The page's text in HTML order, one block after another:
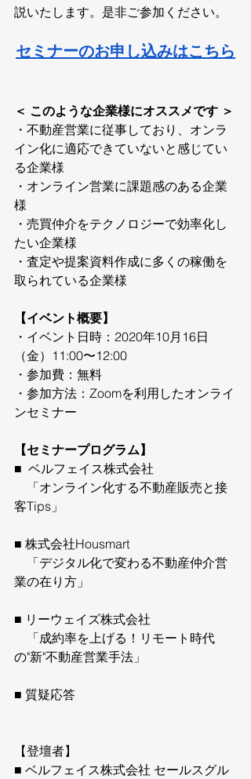
説いたします。是非ご参加ください。
セミナーのお申し込みはこちら
＜ このような企業様にオススメです ＞
・不動産営業に従事しており、オンラ
イン化に適応できていないと感じてい
る企業様
・オンライン営業に課題感のある企業
様
・売買仲介をテクノロジーで効率化し
たい企業様
・査定や提案資料作成に多くの稼働を
取られている企業様
【イベント概要】
・イベント日時：2020年10月16日
（金）11:00〜12:00
・参加費：無料
・参加方法：Zoomを利用したオンライ
ンセミナー
【セミナープログラム】
■  ベルフェイス株式会社
「オンライン化する不動産販売と接
客Tips」
■ 株式会社Housmart
「デジタル化で変わる不動産仲介営
業の在り方」
■ リーウェイズ株式会社
「成約率を上げる！リモート時代
の"新"不動産営業手法」
■ 質疑応答
【登壇者】
■ ベルフェイス株式会社 セールスグル